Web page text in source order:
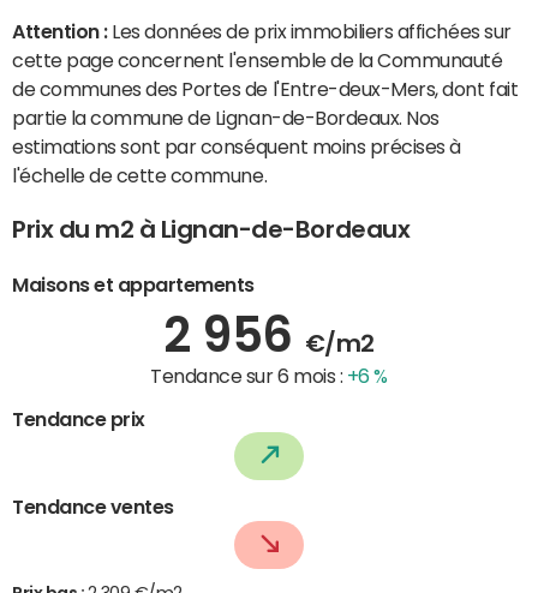
Attention : Les données de prix immobiliers affichées sur
cette page concernent l'ensemble de la Communauté
de communes des Portes de l'Entre-deux-Mers, dont fait
partie la commune de Lignan-de-Bordeaux. Nos
estimations sont par conséquent moins précises à
l'échelle de cette commune.
Prix du m2 à Lignan-de-Bordeaux
Maisons et appartements
2 956 €/m2
Tendance sur 6 mois : +6 %
Tendance prix
Tendance ventes